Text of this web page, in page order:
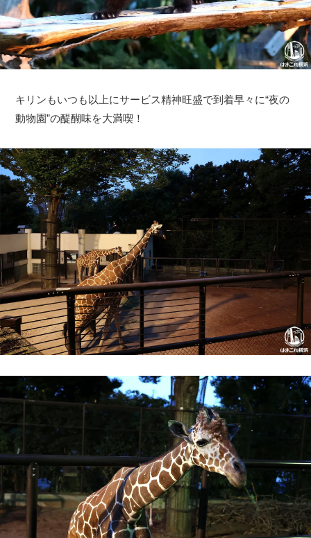
キリンもいつも以上にサービス精神旺盛で到着早々に“夜の
動物園”の醍醐味を大満喫！